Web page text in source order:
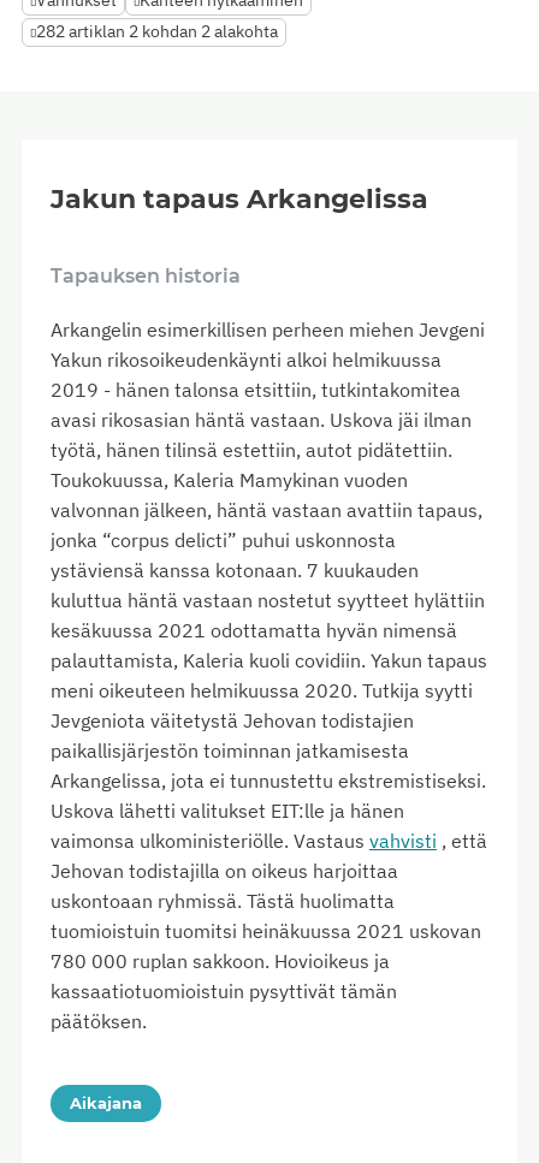
282 artiklan 2 kohdan 2 alakohta
Jakun tapaus Arkangelissa
Tapauksen historia
Arkangelin esimerkillisen perheen miehen Jevgeni
Yakun rikosoikeudenkäynti alkoi helmikuussa
2019 - hänen talonsa etsittiin, tutkintakomitea
avasi rikosasian häntä vastaan. Uskova jäi ilman
työtä, hänen tilinsä estettiin, autot pidätettiin.
Toukokuussa, Kaleria Mamykinan vuoden
valvonnan jälkeen, häntä vastaan avattiin tapaus,
jonka “corpus delicti” puhui uskonnosta
ystäviensä kanssa kotonaan. 7 kuukauden
kuluttua häntä vastaan nostetut syytteet hylättiin
kesäkuussa 2021 odottamatta hyvän nimensä
palauttamista, Kaleria kuoli covidiin. Yakun tapaus
meni oikeuteen helmikuussa 2020. Tutkija syytti
Jevgeniota väitetystä Jehovan todistajien
paikallisjärjestön toiminnan jatkamisesta
Arkangelissa, jota ei tunnustettu ekstremistiseksi.
Uskova lähetti valitukset EIT:lle ja hänen
vaimonsa ulkoministeriölle. Vastaus vahvisti , että
Jehovan todistajilla on oikeus harjoittaa
uskontoaan ryhmissä. Tästä huolimatta
tuomioistuin tuomitsi heinäkuussa 2021 uskovan
780 000 ruplan sakkoon. Hovioikeus ja
kassaatiotuomioistuin pysyttivät tämän
päätöksen.
Aikajana